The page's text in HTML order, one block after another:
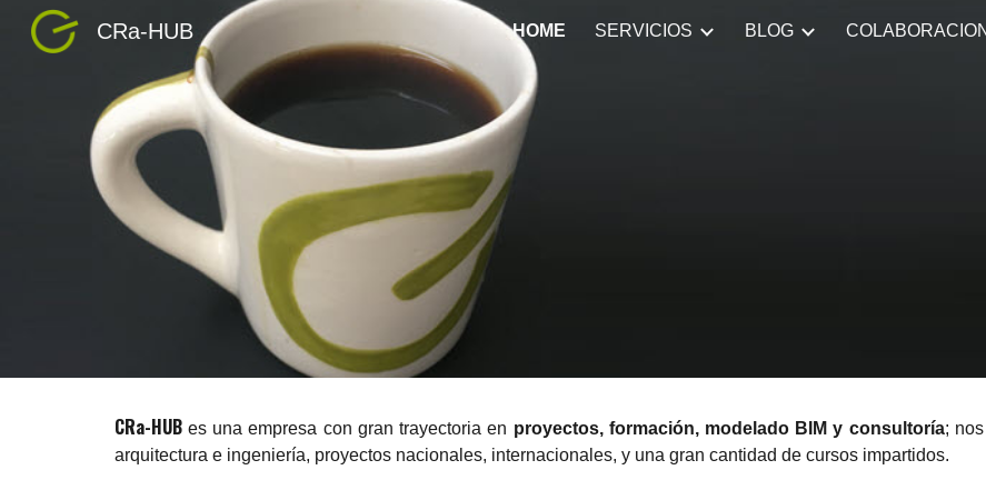
Skip to main content Skip to
CRa-HUB HOME SERVICIOS BLOG
CRa-HUBes una empresa con gran trayectoria en proyectos, formación, modelado BIM y consultoría;
arquitectura e ingeniería, proyectos nacionales, internacionales, y una gran cantidad de cursos impartidos.